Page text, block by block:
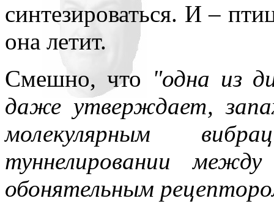
синтезироваться. И –
она летит.
Смешно, что "одна из
даже утверждает,
молекулярным
туннелировании
обонятельным